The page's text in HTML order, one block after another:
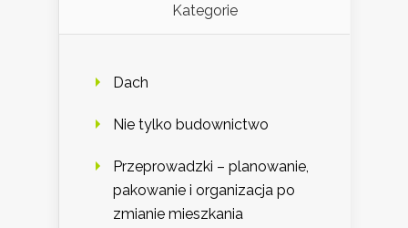
Kategorie
Dach
Nie tylko budownictwo
Przeprowadzki – planowanie,
pakowanie i organizacja po
zmianie mieszkania